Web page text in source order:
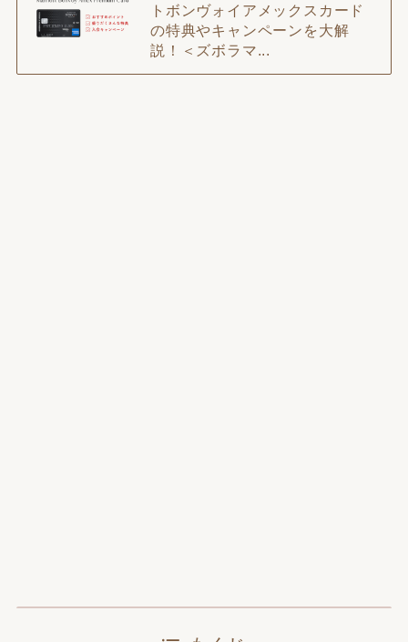
トボンヴォイアメックスカード
の特典やキャンペーンを大解
説！＜ズボラマ...